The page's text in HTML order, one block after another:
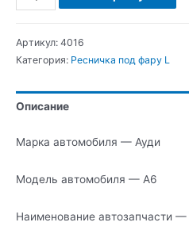
Ауди
Ресничка
фару
L
Артикул: 4016
Категория: Ресничка под фару L
Описание
Марка автомобиля — Ауди
Модель автомобиля — А6
Наименование автозапчасти —